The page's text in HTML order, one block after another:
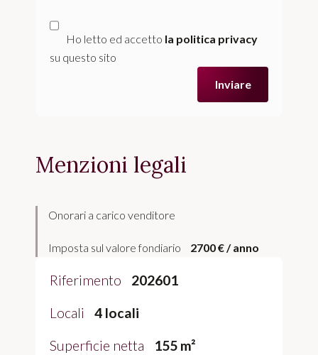
Riferimento
202601
Locali
4 locali
Superficie netta
155 m²
Ho letto ed accetto la politica privacy
su questo sito
Inviare
Menzioni legali
Onorari a carico venditore
Imposta sul valore fondiario 2700 € / anno